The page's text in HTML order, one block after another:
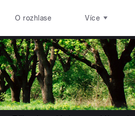
O rozhlase Více